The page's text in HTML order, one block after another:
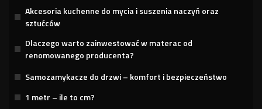
Akcesoria kuchenne do mycia i suszenia naczyń oraz
sztućców
Dlaczego warto zainwestować w materac od
renomowanego producenta?
Samozamykacze do drzwi – komfort i bezpieczeństwo
1 metr – ile to cm?